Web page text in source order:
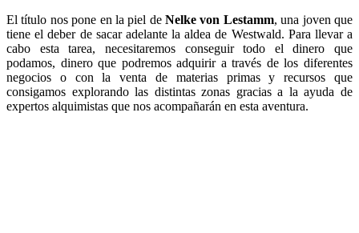
El título nos pone en la piel deNelke von Lestamm, una joven que
tiene el deber de sacar adelante la aldea de Westwald. Para llevar a
cabo esta tarea, necesitaremos conseguir todo el dinero que
podamos, dinero que podremos adquirir a través de los diferentes
negocios o con la venta de materias primas y recursos que
consigamos explorando las distintas zonas gracias a la ayuda de
expertos alquimistas que nos acompañarán en esta aventura.